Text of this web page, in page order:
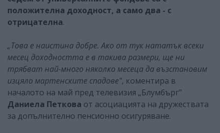
положителна доходност, а само два - с
отрицателна.
„Това е наистина добре. Ако от тук нататък всеки
месец доходността е в такива размери, ще ни
трябват най-много няколко месеца да възстановим
изцяло мартенските спадове", коментира в
началото на май пред телевизия „Блумбърг"
Даниела Петкова от асоциацията на дружествата
за допълнително пенсионно осигуряване.